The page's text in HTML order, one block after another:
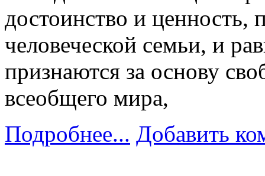
достоинство и ценность,
человеческой семьи, и
признаются за основу
всеобщего мира,
Подробнее... Добавить